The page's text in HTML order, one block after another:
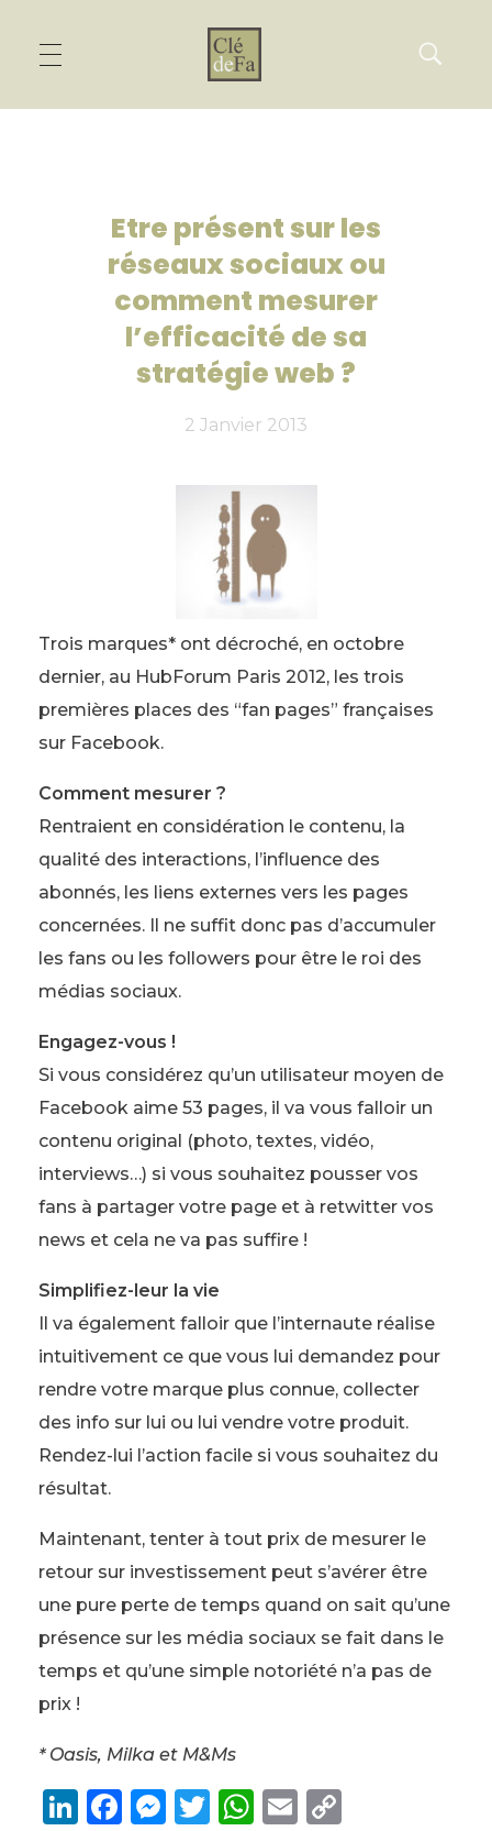
Etre présent sur les
réseaux sociaux ou
comment mesurer
l’efficacité de sa
stratégie web ?
2 Janvier 2013
Trois marques* ont décroché, en octobre
dernier, au HubForum Paris 2012, les trois
premières places des “fan pages” françaises
sur Facebook.
Comment mesurer ?
Rentraient en considération le contenu, la
qualité des interactions, l’influence des
abonnés, les liens externes vers les pages
concernées. Il ne suffit donc pas d’accumuler
les fans ou les followers pour être le roi des
médias sociaux.
Engagez-vous !
Si vous considérez qu’un utilisateur moyen de
Facebook aime 53 pages, il va vous falloir un
contenu original (photo, textes, vidéo,
interviews…) si vous souhaitez pousser vos
fans à partager votre page et à retwitter vos
news et cela ne va pas suffire !
Simplifiez-leur la vie
Il va également falloir que l’internaute réalise
intuitivement ce que vous lui demandez pour
rendre votre marque plus connue, collecter
des info sur lui ou lui vendre votre produit.
Rendez-lui l’action facile si vous souhaitez du
résultat.
Maintenant, tenter à tout prix de mesurer le
retour sur investissement peut s’avérer être
une pure perte de temps quand on sait qu’une
présence sur les média sociaux se fait dans le
temps et qu’une simple notoriété n’a pas de
prix !
* Oasis, Milka et M&Ms
Li F
M T
W E